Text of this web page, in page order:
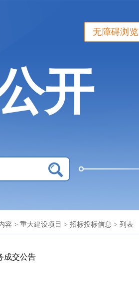
无障碍浏览
开
容 > 重大建设项目 > 招标投标信息 > 列表
成交公告